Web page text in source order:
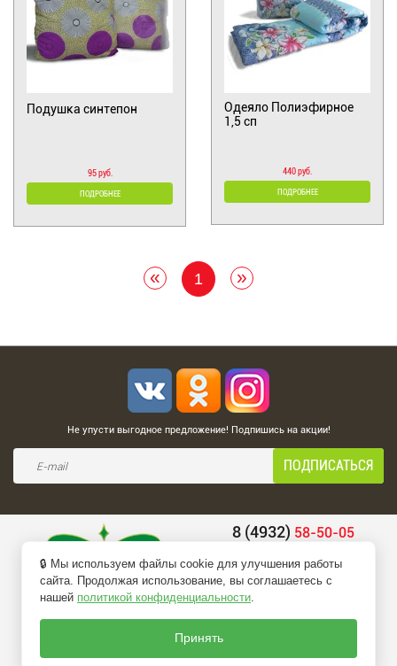
Подушка синтепон
95 руб.
ПОДРОБНЕЕ
Одеяло Полиэфирное
1,5 сп
440 руб.
ПОДРОБНЕЕ
« 1 »
Не упусти выгодное предложение! Подпишись на акции!
8 (4932) 58-50-05
belio-info@mail.ru
🔒 Мы используем файлы cookie для улучшения работы
сайта. Продолжая использование, вы соглашаетесь с
нашей политикой конфиденциальности.
Принять